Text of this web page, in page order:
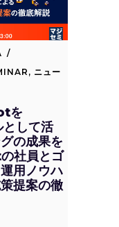
, ニュー
を
して活
の成果を
社員とゴ
用ノウハ
提案の徹